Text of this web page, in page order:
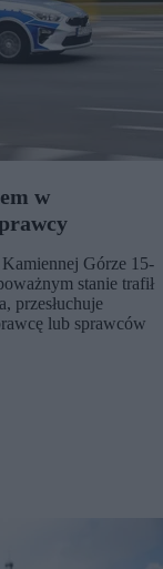
w
Górze 15-
stanie trafił
przesłuchuje
lub sprawców